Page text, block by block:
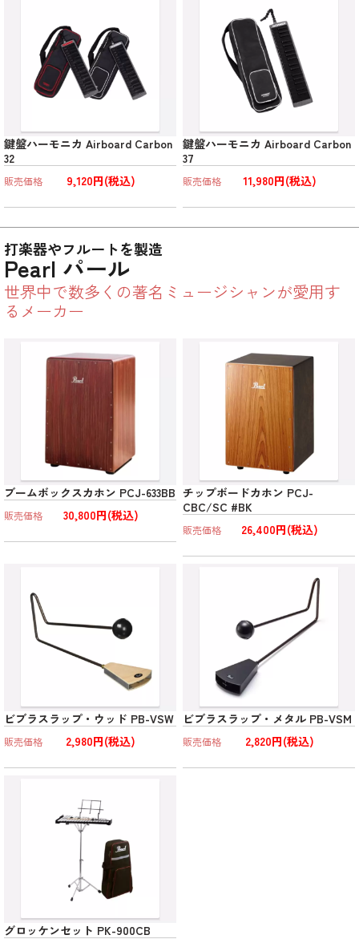
鍵盤ハーモニカ Airboard Carbon
32
販売価格 9,120円(税込)
鍵盤ハーモニカ Airboard Carbon
37
販売価格 11,980円(税込)
打楽器やフルートを製造
Pearl パール
世界中で数多くの著名ミュージシャンが愛用す
るメーカー
ブームボックスカホン PCJ-633BB
販売価格 30,800円(税込)
チップボードカホン PCJ-
CBC/SC #BK
販売価格 26,400円(税込)
ビブラスラップ・ウッド PB-VSW
販売価格 2,980円(税込)
ビブラスラップ・メタル PB-VSM
販売価格 2,820円(税込)
グロッケンセット PK-900CB